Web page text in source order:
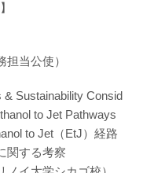
当公使）
Sustainability Consid
to Jet Pathways
to Jet（EtJ）経路
関する考察